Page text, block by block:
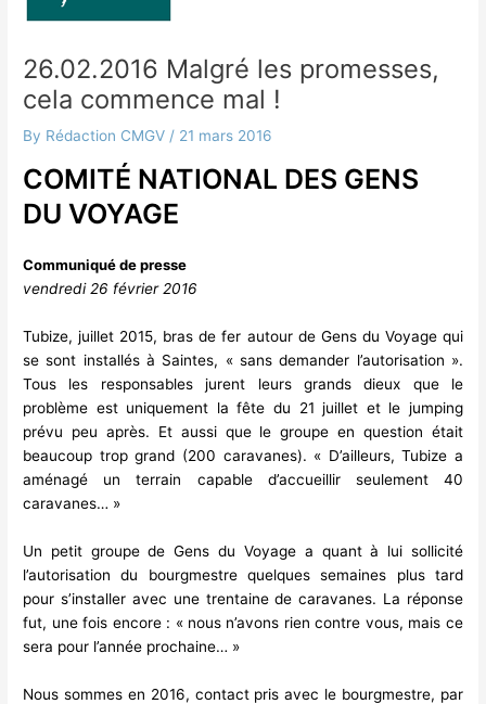
26.02.2016 Malgré les promesses,
cela commence mal !
By Rédaction CMGV/ 21 mars 2016
COMITÉ NATIONAL DES GENS
DU VOYAGE
Communiqué de presse
vendredi 26 février 2016
Tubize, juillet 2015, bras de fer autour de Gens du Voyage qui
se sont installés à Saintes, « sans demander l’autorisation ».
Tous les responsables jurent leurs grands dieux que le
problème est uniquement la fête du 21 juillet et le jumping
prévu peu après. Et aussi que le groupe en question était
beaucoup trop grand (200 caravanes). « D’ailleurs, Tubize a
aménagé un terrain capable d’accueillir seulement 40
caravanes… »
Un petit groupe de Gens du Voyage a quant à lui sollicité
l’autorisation du bourgmestre quelques semaines plus tard
pour s’installer avec une trentaine de caravanes. La réponse
fut, une fois encore : « nous n’avons rien contre vous, mais ce
sera pour l’année prochaine… »
Nous sommes en 2016, contact pris avec le bourgmestre, par